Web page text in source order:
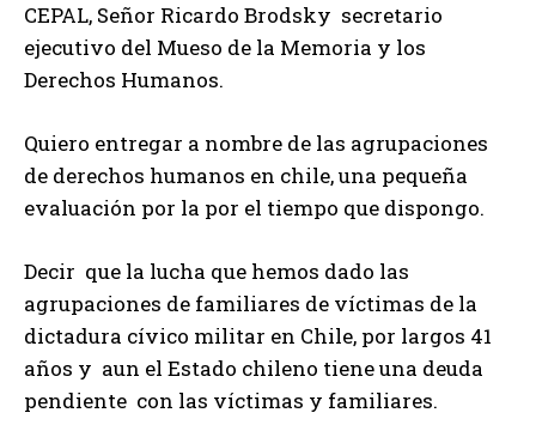
CEPAL, Señor Ricardo Brodsky secretario
ejecutivo del Mueso de la Memoria y los
Derechos Humanos.
Quiero entregar a nombre de las agrupaciones
de derechos humanos en chile, una pequeña
evaluación por la por el tiempo que dispongo.
Decir que la lucha que hemos dado las
agrupaciones de familiares de víctimas de la
dictadura cívico militar en Chile, por largos 41
años y aun el Estado chileno tiene una deuda
pendiente con las víctimas y familiares.